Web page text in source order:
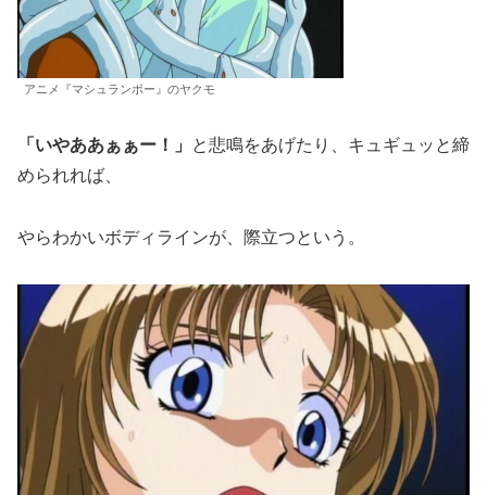
アニメ『マシュランボー』のヤクモ
「いやああぁぁー！」
と悲鳴をあげたり、キュギュッと締
められれば、
やらわかいボディラインが、際立つという。